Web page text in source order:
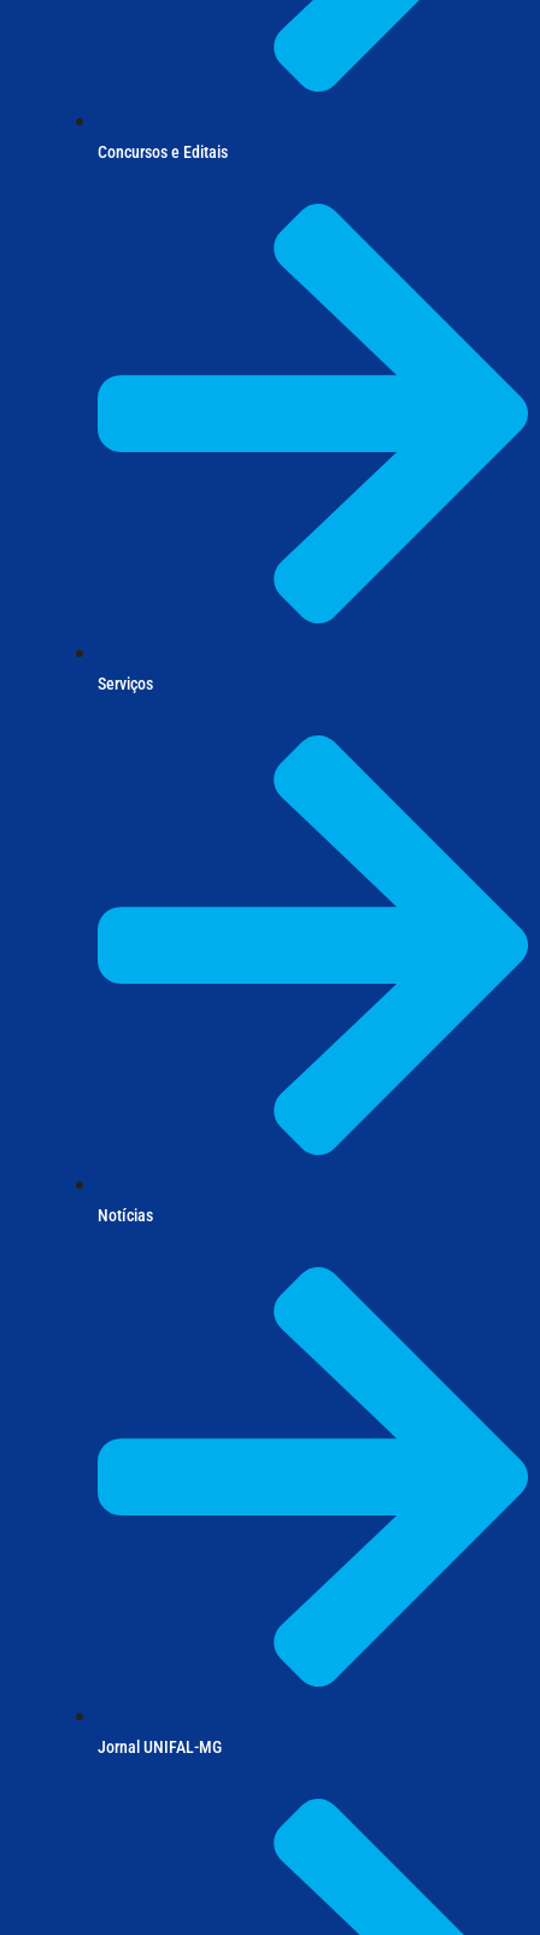
Concursos e Editais
Serviços
Notícias
Jornal UNIFAL-MG